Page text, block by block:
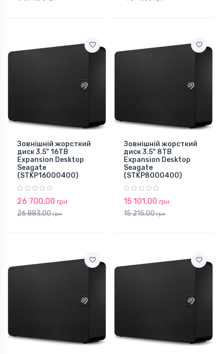
Зовнішній жорсткий
диск 3.5" 16TB
Expansion Desktop
Seagate
(STKP16000400)
26 700,00 грн
26 883,00грн
Зовнішній жорсткий
диск 3.5" 8TB
Expansion Desktop
Seagate
(STKP8000400)
15 101,00 грн
15 215,00грн